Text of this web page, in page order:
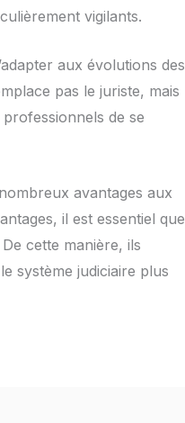
vigilants.
aux évolutions des
pas le juriste, mais
de se
avantages aux
il est essentiel que
cette manière, ils
système judiciaire plus